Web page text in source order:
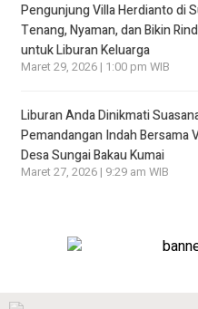
Pengunjung Villa Herdianto di
Tenang, Nyaman, dan Bikin
untuk Liburan Keluarga
Maret 29, 2026 | 1:00 pm WIB
Liburan Anda Dinikmati
Pemandangan Indah Bersama
Desa Sungai Bakau Kumai
Maret 27, 2026 | 9:29 am WIB